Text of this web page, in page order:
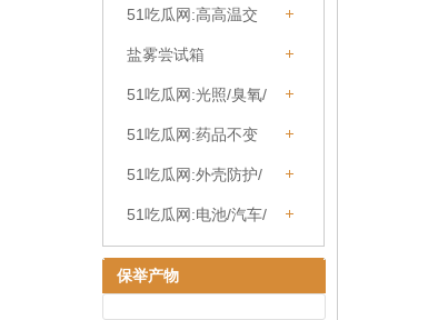
51吃瓜网:高高温交
变干冷尝试箱
盐雾尝试箱
51吃瓜网:光照/臭氧/
橡胶/资料老化箱系列
51吃瓜网:药品不变
性尝试箱系列
51吃瓜网:外壳防护/
密封尝试箱系列
51吃瓜网:电池/汽车/
灯具检测
保举产物